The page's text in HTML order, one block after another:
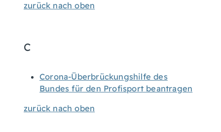
zurück nach oben
C
Corona-Überbrückungshilfe des
Bundes für den Profisport beantragen
zurück nach oben